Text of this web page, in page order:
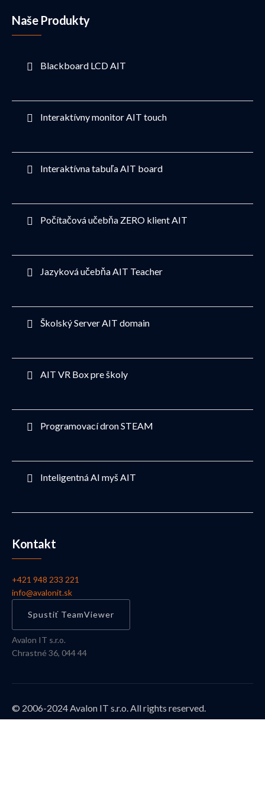
Naše Produkty
Blackboard LCD AIT
Interaktívny monitor AIT touch
Interaktívna tabuľa AIT board
Počítačová učebňa ZERO klient AIT
Jazyková učebňa AIT Teacher
Školský Server AIT domain
AIT VR Box pre školy
Programovací dron STEAM
Inteligentná AI myš AIT
Kontakt
+421 948 233 221
info@avalonit.sk
Spustiť TeamViewer
Avalon IT s.r.o.
Chrastné 36, 044 44
© 2006-2024 Avalon IT s.r.o. All rights reserved.